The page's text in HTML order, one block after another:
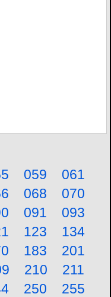
059
061
068
070
091
093
123
134
183
201
210
211
250
255